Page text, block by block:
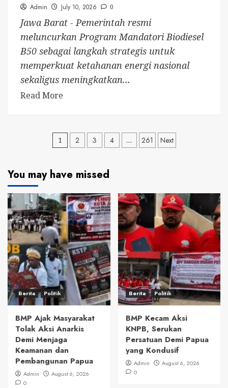
Admin July 10, 2026 0
Jawa Barat - Pemerintah resmi
meluncurkan Program Mandatori Biodiesel
B50 sebagai langkah strategis untuk
memperkuat ketahanan energi nasional
sekaligus meningkatkan...
Read More
Posts
1 2 3 4 … 261 Next
You may have missed
Berita Politik
BMP Ajak Masyarakat
Tolak Aksi Anarkis
Demi Menjaga
Keamanan dan
Pembangunan Papua
Admin
August 6, 2026
0
Berita Politik
BMP Kecam Aksi
KNPB, Serukan
Persatuan Demi Papua
yang Kondusif
Admin
August 6, 2026
0